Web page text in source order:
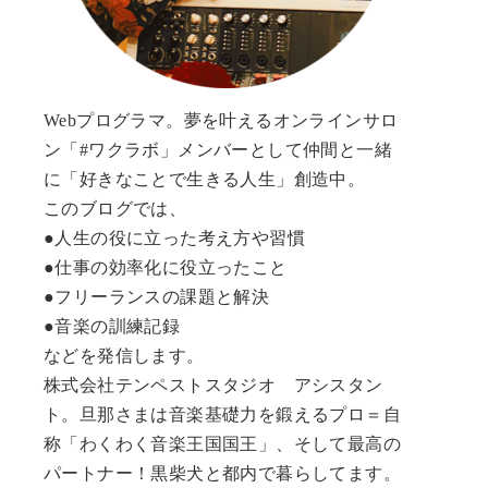
Webプログラマ。夢を叶えるオンラインサロ
ン「#ワクラボ」メンバーとして仲間と一緒
に「好きなことで生きる人生」創造中。
このブログでは、
●人生の役に立った考え方や習慣
●仕事の効率化に役立ったこと
●フリーランスの課題と解決
●音楽の訓練記録
などを発信します。
株式会社テンペストスタジオ アシスタン
ト。旦那さまは音楽基礎力を鍛えるプロ＝自
称「わくわく音楽王国国王」、そして最高の
パートナー！黒柴犬と都内で暮らしてます。